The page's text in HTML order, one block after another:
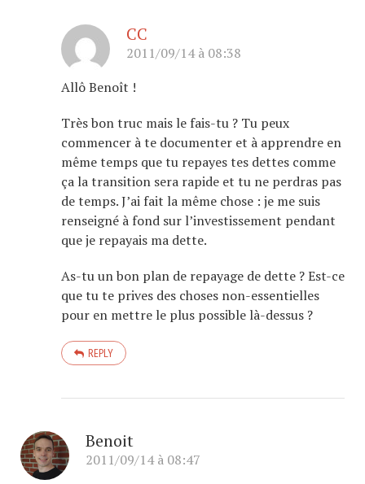
CC
2011/09/14 à 08:38
Allô Benoît !
Très bon truc mais le fais-tu ? Tu peux
commencer à te documenter et à apprendre en
même temps que tu repayes tes dettes comme
ça la transition sera rapide et tu ne perdras pas
de temps. J’ai fait la même chose : je me suis
renseigné à fond sur l’investissement pendant
que je repayais ma dette.
As-tu un bon plan de repayage de dette ? Est-ce
que tu te prives des choses non-essentielles
pour en mettre le plus possible là-dessus ?
REPLY
Benoit
2011/09/14 à 08:47